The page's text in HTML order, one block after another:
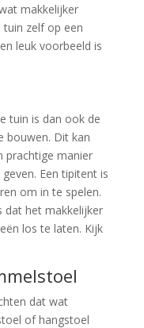
makkelijker
tuin zelf op een
leuk voorbeeld is
tuin is dan ook de
bouwen. Dit kan
prachtige manier
Een tipitent is
om in te spelen.
dat het makkelijker
los te laten. Kijk
dat wat
of hangstoel